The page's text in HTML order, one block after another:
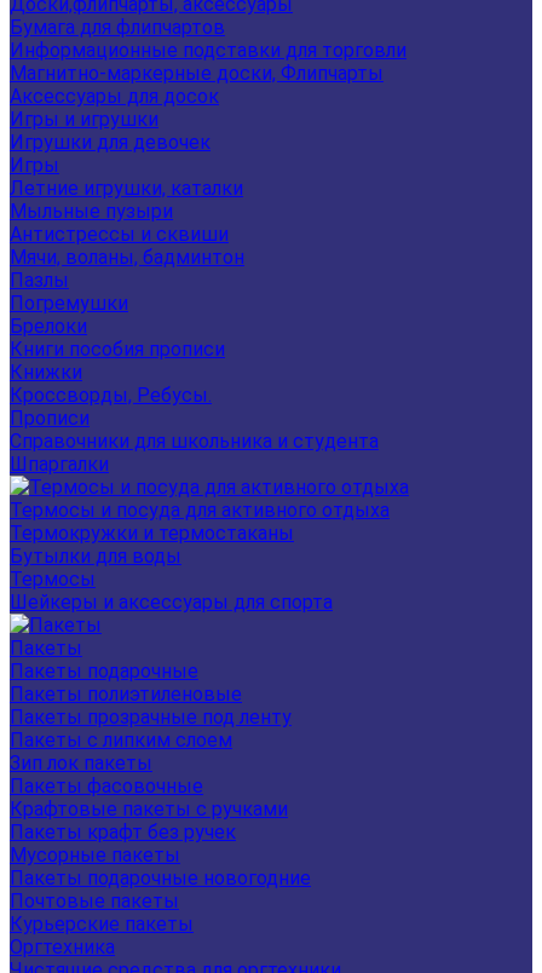
Бумага для флипчартов
Информационные подставки для торговли
Магнитно-маркерные доски, Флипчарты
Аксессуары для досок
Игры и игрушки
Игрушки для девочек
Игры
Летние игрушки, каталки
Мыльные пузыри
Антистрессы и сквиши
Мячи, воланы, бадминтон
Пазлы
Погремушки
Брелоки
Книги пособия прописи
Книжки
Кроссворды, Ребусы.
Прописи
Справочники для школьника и студента
Шпаргалки
Термосы и посуда для активного отдыха
Термокружки и термостаканы
Бутылки для воды
Термосы
Шейкеры и аксессуары для спорта
Пакеты
Пакеты подарочные
Пакеты полиэтиленовые
Пакеты прозрачные под ленту
Пакеты с липким слоем
Зип лок пакеты
Пакеты фасовочные
Крафтовые пакеты с ручками
Пакеты крафт без ручек
Мусорные пакеты
Пакеты подарочные новогодние
Почтовые пакеты
Курьерские пакеты
Оргтехника